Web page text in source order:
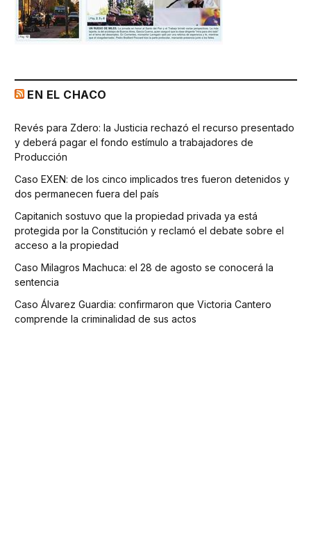
EN EL CHACO
Revés para Zdero: la Justicia rechazó el recurso presentado
y deberá pagar el fondo estímulo a trabajadores de
Producción
Caso EXEN: de los cinco implicados tres fueron detenidos y
dos permanecen fuera del país
Capitanich sostuvo que la propiedad privada ya está
protegida por la Constitución y reclamó el debate sobre el
acceso a la propiedad
Caso Milagros Machuca: el 28 de agosto se conocerá la
sentencia
Caso Álvarez Guardia: confirmaron que Victoria Cantero
comprende la criminalidad de sus actos